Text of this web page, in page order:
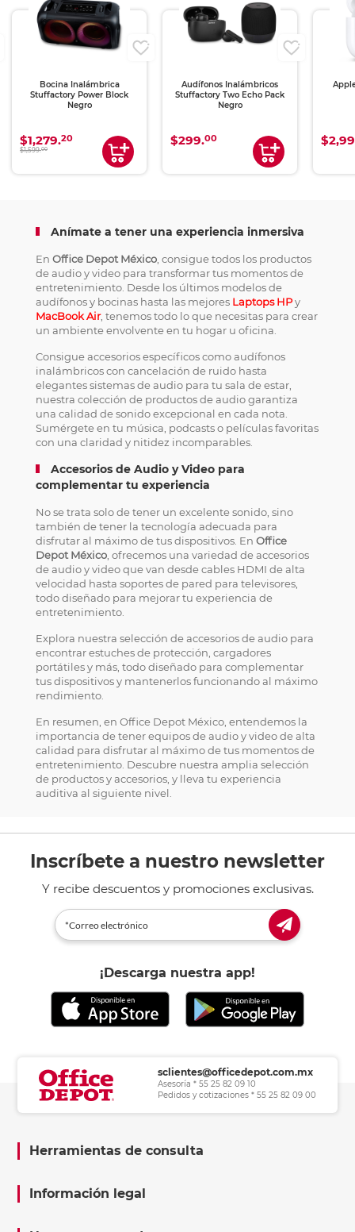
Bocina Inalámbrica
Stuffactory Power Block
Negro
$1,279.20
$1,599.00
Audífonos Inalámbricos
Stuffactory Two Echo Pack
Negro
$299.00
Anímate a tener una experiencia inmersiva
En Office Depot México, consigue todos los productos
de audio y video para transformar tus momentos de
entretenimiento. Desde los últimos modelos de
audífonos y bocinas hasta las mejores Laptops HPy
MacBook Air, tenemos todo lo que necesitas para crear
un ambiente envolvente en tu hogar u oficina.
Consigue accesorios específicos como audífonos
inalámbricos con cancelación de ruido hasta
elegantes sistemas de audio para tu sala de estar,
nuestra colección de productos de audio garantiza
una calidad de sonido excepcional en cada nota.
Sumérgete en tu música, podcasts o películas favoritas
con una claridad y nitidez incomparables.
Accesorios de Audio y Video para
complementar tu experiencia
No se trata solo de tener un excelente sonido, sino
también de tener la tecnología adecuada para
disfrutar al máximo de tus dispositivos. En Office
Depot México, ofrecemos una variedad de accesorios
de audio y video que van desde cables HDMI de alta
velocidad hasta soportes de pared para televisores,
todo diseñado para mejorar tu experiencia de
entretenimiento.
Explora nuestra selección de accesorios de audio para
encontrar estuches de protección, cargadores
portátiles y más, todo diseñado para complementar
tus dispositivos y mantenerlos funcionando al máximo
rendimiento.
En resumen, en Office Depot México, entendemos la
importancia de tener equipos de audio y video de alta
calidad para disfrutar al máximo de tus momentos de
entretenimiento. Descubre nuestra amplia selección
de productos y accesorios, y lleva tu experiencia
auditiva al siguiente nivel.
Inscríbete a nuestro newsletter
Y recibe descuentos y promociones exclusivas.
¡Descarga nuestra app!
sclientes@officedepot.com.mx
Asesoría * 55 25 82 09 10
Pedidos y cotizaciones * 55 25 82 09 00
Herramientas de consulta
Información legal